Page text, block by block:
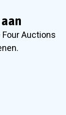
Auctions